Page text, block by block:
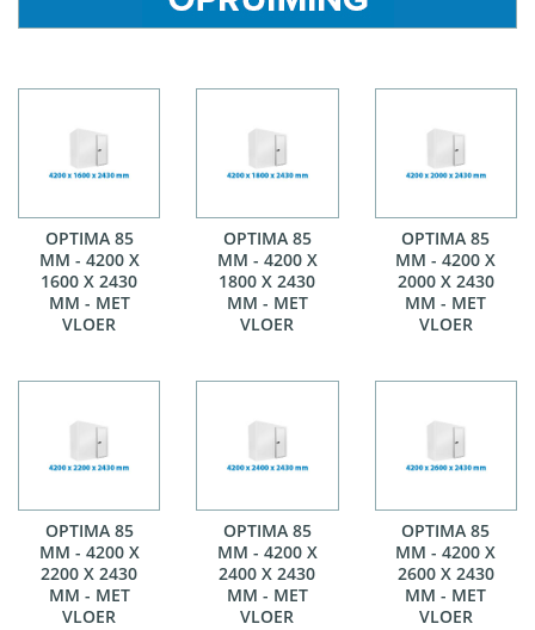
OPTIMA 85
MM - 4200 X
1600 X 2430
MM - MET
VLOER
OPTIMA 85
MM - 4200 X
1800 X 2430
MM - MET
VLOER
OPTIMA 85
MM - 4200 X
2000 X 2430
MM - MET
VLOER
OPTIMA 85
MM - 4200 X
2200 X 2430
MM - MET
VLOER
OPTIMA 85
MM - 4200 X
2400 X 2430
MM - MET
VLOER
OPTIMA 85
MM - 4200 X
2600 X 2430
MM - MET
VLOER